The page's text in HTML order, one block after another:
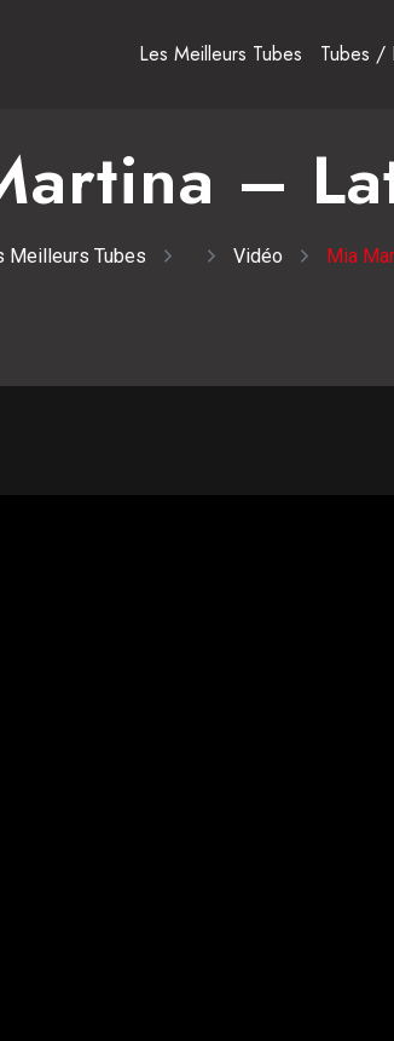
Les Meilleurs Tubes Tubes /
–
Meilleurs Tubes Vidéo Mia